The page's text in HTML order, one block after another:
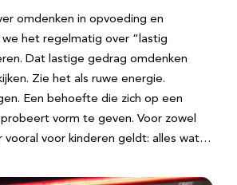
omdenken in opvoeding en
het regelmatig over “lastig
Dat lastige gedrag omdenken
Zie het als ruwe energie.
Een behoefte die zich op een
vorm te geven. Voor zowel
vooral voor kinderen geldt: alles wat…